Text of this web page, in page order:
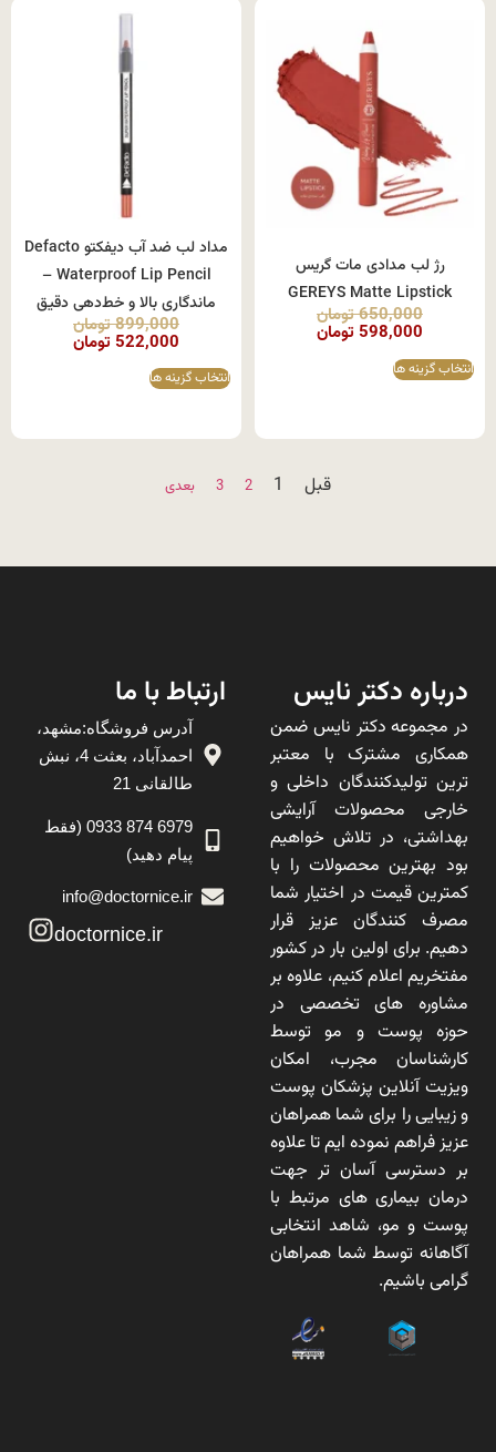
رژ لب مدادی مات گریس
GEREYS Matte Lipstick
650,000تومان
598,000 تومان
انتخاب گزینه ها
مداد لب ضد آب دیفکتو Defacto
Waterproof Lip Pencil –
ماندگاری بالا و خط‌دهی دقیق
899,000تومان
522,000 تومان
انتخاب گزینه ها
قبل 1
2
3 بعدی
درباره دکتر نایس
در مجموعه دکتر نایس ضمن
همکاری مشترک با معتبر
ترین تولیدکنندگان داخلی و
خارجی محصولات آرایشی
بهداشتی، در تلاش خواهیم
بود بهترین محصولات را با
کمترین قیمت در اختیار شما
مصرف کنندگان عزیز قرار
دهیم. برای اولین بار در کشور
مفتخریم اعلام کنیم، علاوه بر
مشاوره های تخصصی در
حوزه پوست و مو توسط
کارشناسان مجرب، امکان
ویزیت آنلاین پزشکان پوست
و زیبایی را برای شما همراهان
عزیز فراهم نموده ایم تا علاوه
بر دسترسی آسان تر جهت
درمان بیماری های مرتبط با
پوست و مو، شاهد انتخابی
آگاهانه توسط شما همراهان
گرامی باشیم.
ارتباط با ما
آدرس فروشگاه:مشهد،
احمدآباد، بعثت 4، نبش
طالقانی 21
6979 874 0933 (فقط
پیام دهید)
info@doctornice.ir
doctornice.ir